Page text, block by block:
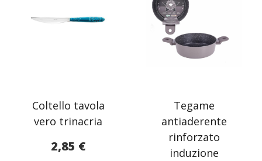
Coltello tavola
vero trinacria
2,85 €
Tegame
antiaderente
rinforzato
induzione